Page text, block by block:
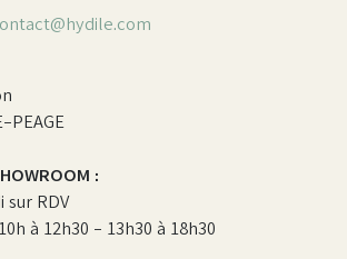
PEAGE
:
sur RDV
à 12h30 - 13h30 à 18h30